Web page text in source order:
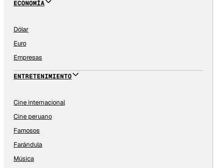
ECONOMÍA
Dólar
Euro
Empresas
ENTRETENIMIENTO
Cine internacional
Cine peruano
Famosos
Farándula
Música